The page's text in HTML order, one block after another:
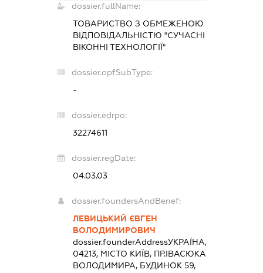
dossier.fullName:
ТОВАРИСТВО З ОБМЕЖЕНОЮ
ВІДПОВІДАЛЬНІСТЮ "СУЧАСНІ
ВІКОННІ ТЕХНОЛОГІЇ"
dossier.opfSubType:
-
dossier.edrpo:
32274611
dossier.regDate:
04.03.03
dossier.foundersAndBenef:
ЛЕВИЦЬКИЙ ЄВГЕН
ВОЛОДИМИРОВИЧ
dossier.founderAddressУКРАЇНА,
04213, МІСТО КИЇВ, ПР.ІВАСЮКА
ВОЛОДИМИРА, БУДИНОК 59,